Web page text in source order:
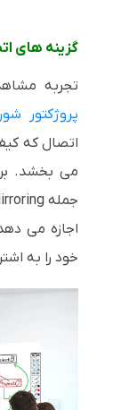
گزینه های
تجربه
پروژکتور
اتصال که
می بخشد.
اجازه می
خود را به